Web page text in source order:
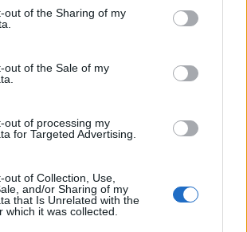
visit or usage behaviour. You may click to
to Google and its third-party tags to
below specified purposes in below Google
out of the Sharing of my
out of the Sale of my
out of processing my
for Targeted Advertising.
out of Collection, Use,
and/or Sharing of my
that Is Unrelated with the
which it was collected.